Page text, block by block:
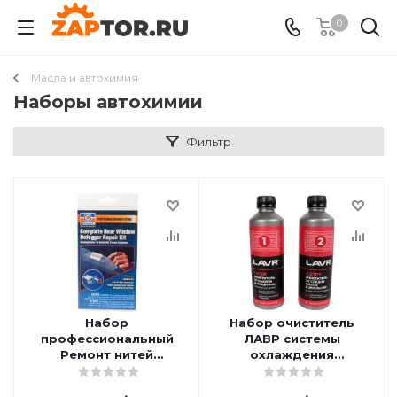
0
Масла и автохимия
Наборы автохимии
Фильтр
Набор
профессиональный
Ремонт нитей
обогрева заднего
Набор очиститель
ЛАВР системы
охлаждения
двухкомпонентный